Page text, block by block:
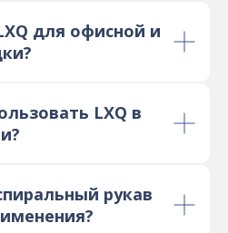
для офисной и
LXQ в
рукав